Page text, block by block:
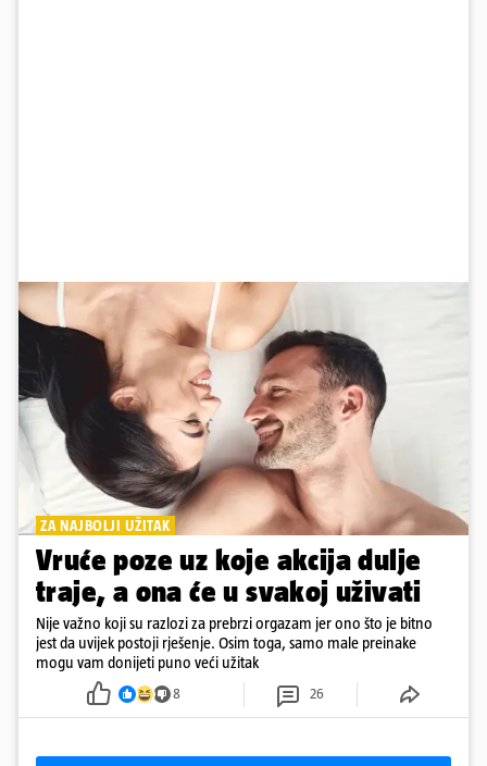
ZA NAJBOLJI UŽITAK
Vruće poze uz koje akcija dulje
traje, a ona će u svakoj uživati
Nije važno koji su razlozi za prebrzi orgazam jer ono što je bitno
jest da uvijek postoji rješenje. Osim toga, samo male preinake
mogu vam donijeti puno veći užitak
8 26